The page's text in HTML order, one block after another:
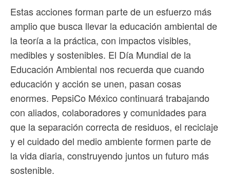
Estas acciones forman parte de un esfuerzo más
amplio que busca llevar la educación ambiental de
la teoría a la práctica, con impactos visibles,
medibles y sostenibles. El Día Mundial de la
Educación Ambiental nos recuerda que cuando
educación y acción se unen, pasan cosas
enormes. PepsiCo México continuará trabajando
con aliados, colaboradores y comunidades para
que la separación correcta de residuos, el reciclaje
y el cuidado del medio ambiente formen parte de
la vida diaria, construyendo juntos un futuro más
sostenible.